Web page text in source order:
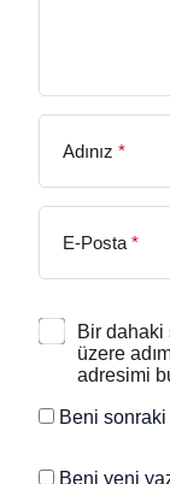
Adınız *
E-Posta *
Bir dahaki
üzere
adresimi
Beni
Beni yeni